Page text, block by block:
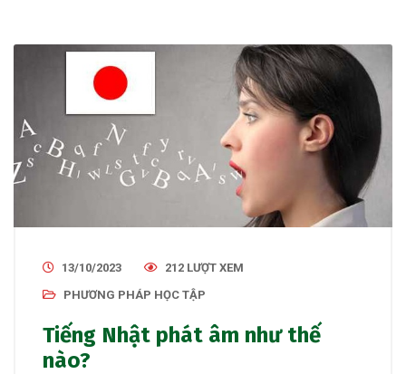
13/10/2023
212 LƯỢT XEM
PHƯƠNG PHÁP HỌC TẬP
Tiếng Nhật phát âm như thế
nào?